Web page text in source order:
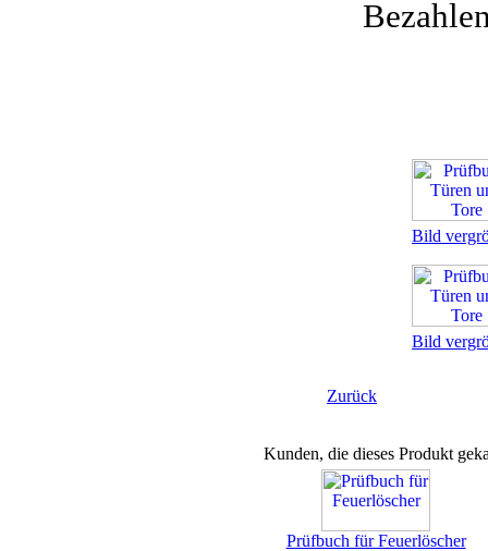
Bild
Bild
Zurück
Kunden, die dieses Produkt
Prüfbuch für Feuerlöscher